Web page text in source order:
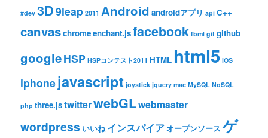
#dev 3D9leap 2011 Android androidアプリ api C++
canvaschromeenchant.jsfacebook fbml git github
googleHSP HSPコンテスト2011 HTML html5 iOS
iphonejavascript joystick jquery mac MySQL NoSQL
php three.jstwitterwebGLwebmaster
wordpress いいね インスパイアオープンソース ゲ